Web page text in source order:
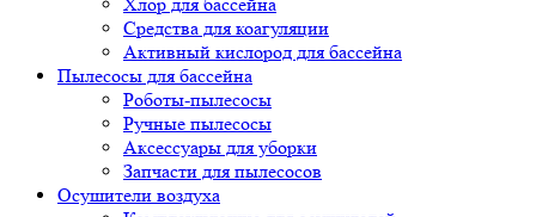
Средства для коагуляции
Активный кислород для бассейна
Пылесосы для бассейна
Роботы-пылесосы
Ручные пылесосы
Аксессуары для уборки
Запчасти для пылесосов
Осушители воздуха